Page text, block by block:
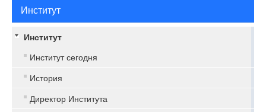
Институт
Институт
Институт сегодня
История
Директор Института